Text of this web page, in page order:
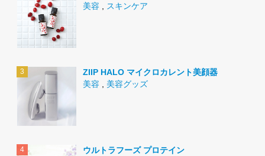
美容
スキンケア
ZIIP HALO マイクロカレント美顔器
美容
美容グッズ
ウルトラフーズ プロテイン